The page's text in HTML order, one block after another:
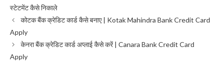
स्टेटमेंट कैसे निकाले
कोटक बैंक क्रेडिट कार्ड कैसे बनाए | Kotak Mahindra Bank Credit Card
Apply
केनरा बैंक क्रेडिट कार्ड अप्लाई कैसे करें | Canara Bank Credit Card
Apply